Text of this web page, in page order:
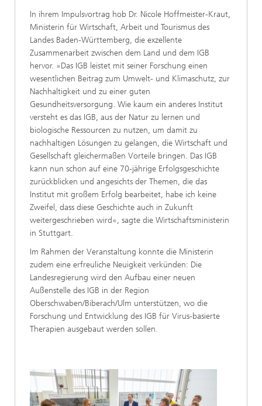
In ihrem Impulsvortrag hob Dr. Nicole Hoffmeister-Kraut,
Ministerin für Wirtschaft, Arbeit und Tourismus des
Landes Baden-Württemberg, die exzellente
Zusammenarbeit zwischen dem Land und dem IGB
hervor. »Das IGB leistet mit seiner Forschung einen
wesentlichen Beitrag zum Umwelt- und Klimaschutz, zur
Nachhaltigkeit und zu einer guten
Gesundheitsversorgung. Wie kaum ein anderes Institut
versteht es das IGB, aus der Natur zu lernen und
biologische Ressourcen zu nutzen, um damit zu
nachhaltigen Lösungen zu gelangen, die Wirtschaft und
Gesellschaft gleichermaßen Vorteile bringen. Das IGB
kann nun schon auf eine 70-jährige Erfolgsgeschichte
zurückblicken und angesichts der Themen, die das
Institut mit großem Erfolg bearbeitet, habe ich keine
Zweifel, dass diese Geschichte auch in Zukunft
weitergeschrieben wird«, sagte die Wirtschaftsministerin
in Stuttgart.
Im Rahmen der Veranstaltung konnte die Ministerin
zudem eine erfreuliche Neuigkeit verkünden: Die
Landesregierung wird den Aufbau einer neuen
Außenstelle des IGB in der Region
Oberschwaben/Biberach/Ulm unterstützen, wo die
Forschung und Entwicklung des IGB für Virus-basierte
Therapien ausgebaut werden sollen.